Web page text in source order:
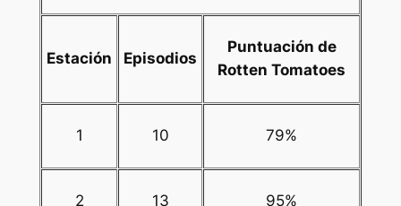
Estación Episodios
Puntuación de
Rotten Tomatoes
1 10 79%
2 13 95%